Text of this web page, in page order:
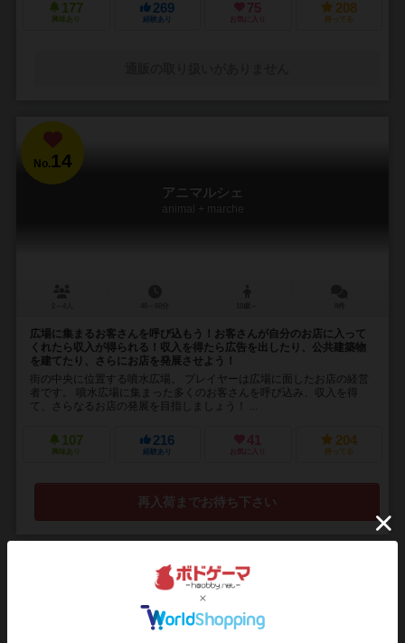
177
興味あり
269
経験あり
75
お気に入り
208
持ってる
No.14
アニマルシェ
animal + marche
広場に集まるお客さんを呼び込もう！お客さんが自分のお店に入って
くれたら収入が得られる！収入を得たら広告を出したり、公共建築物
を建てたり、さらにお店を発展させよう！
街の中央に位置する噴水広場。 プレイヤーは広場に面したお店の経営
者です。 噴水広場に集まった多くのお客さんを呼び込み、収入を得
て、さらなるお店の発展を目指しましょう！ ...
107
興味あり
216
経験あり
41
お気に入り
204
持ってる
再入荷までお待ち下さい
アメリアの秘密